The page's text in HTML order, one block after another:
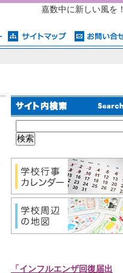
嘉数中に新しい風を！
「インフルエンザ回復届出